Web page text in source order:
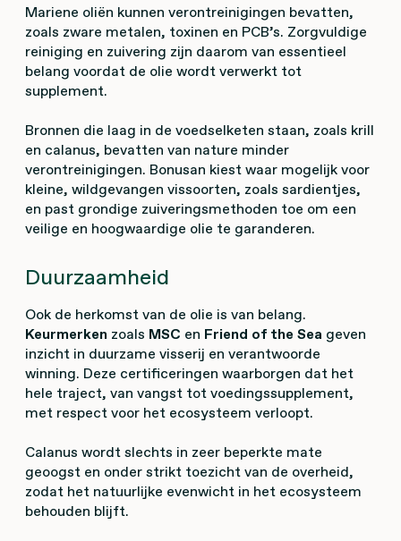
Mariene oliën kunnen verontreinigingen bevatten,
zoals zware metalen, toxinen en PCB’s. Zorgvuldige
reiniging en zuivering zijn daarom van essentieel
belang voordat de olie wordt verwerkt tot
supplement.
Bronnen die laag in de voedselketen staan, zoals krill
en calanus, bevatten van nature minder
verontreinigingen. Bonusan kiest waar mogelijk voor
kleine, wildgevangen vissoorten, zoals sardientjes,
en past grondige zuiveringsmethoden toe om een
veilige en hoogwaardige olie te garanderen.
Duurzaamheid
Ook de herkomst van de olie is van belang.
Keurmerken zoals MSC en Friend of the Sea geven
inzicht in duurzame visserij en verantwoorde
winning. Deze certificeringen waarborgen dat het
hele traject, van vangst tot voedingssupplement,
met respect voor het ecosysteem verloopt.
Calanus wordt slechts in zeer beperkte mate
geoogst en onder strikt toezicht van de overheid,
zodat het natuurlijke evenwicht in het ecosysteem
behouden blijft.